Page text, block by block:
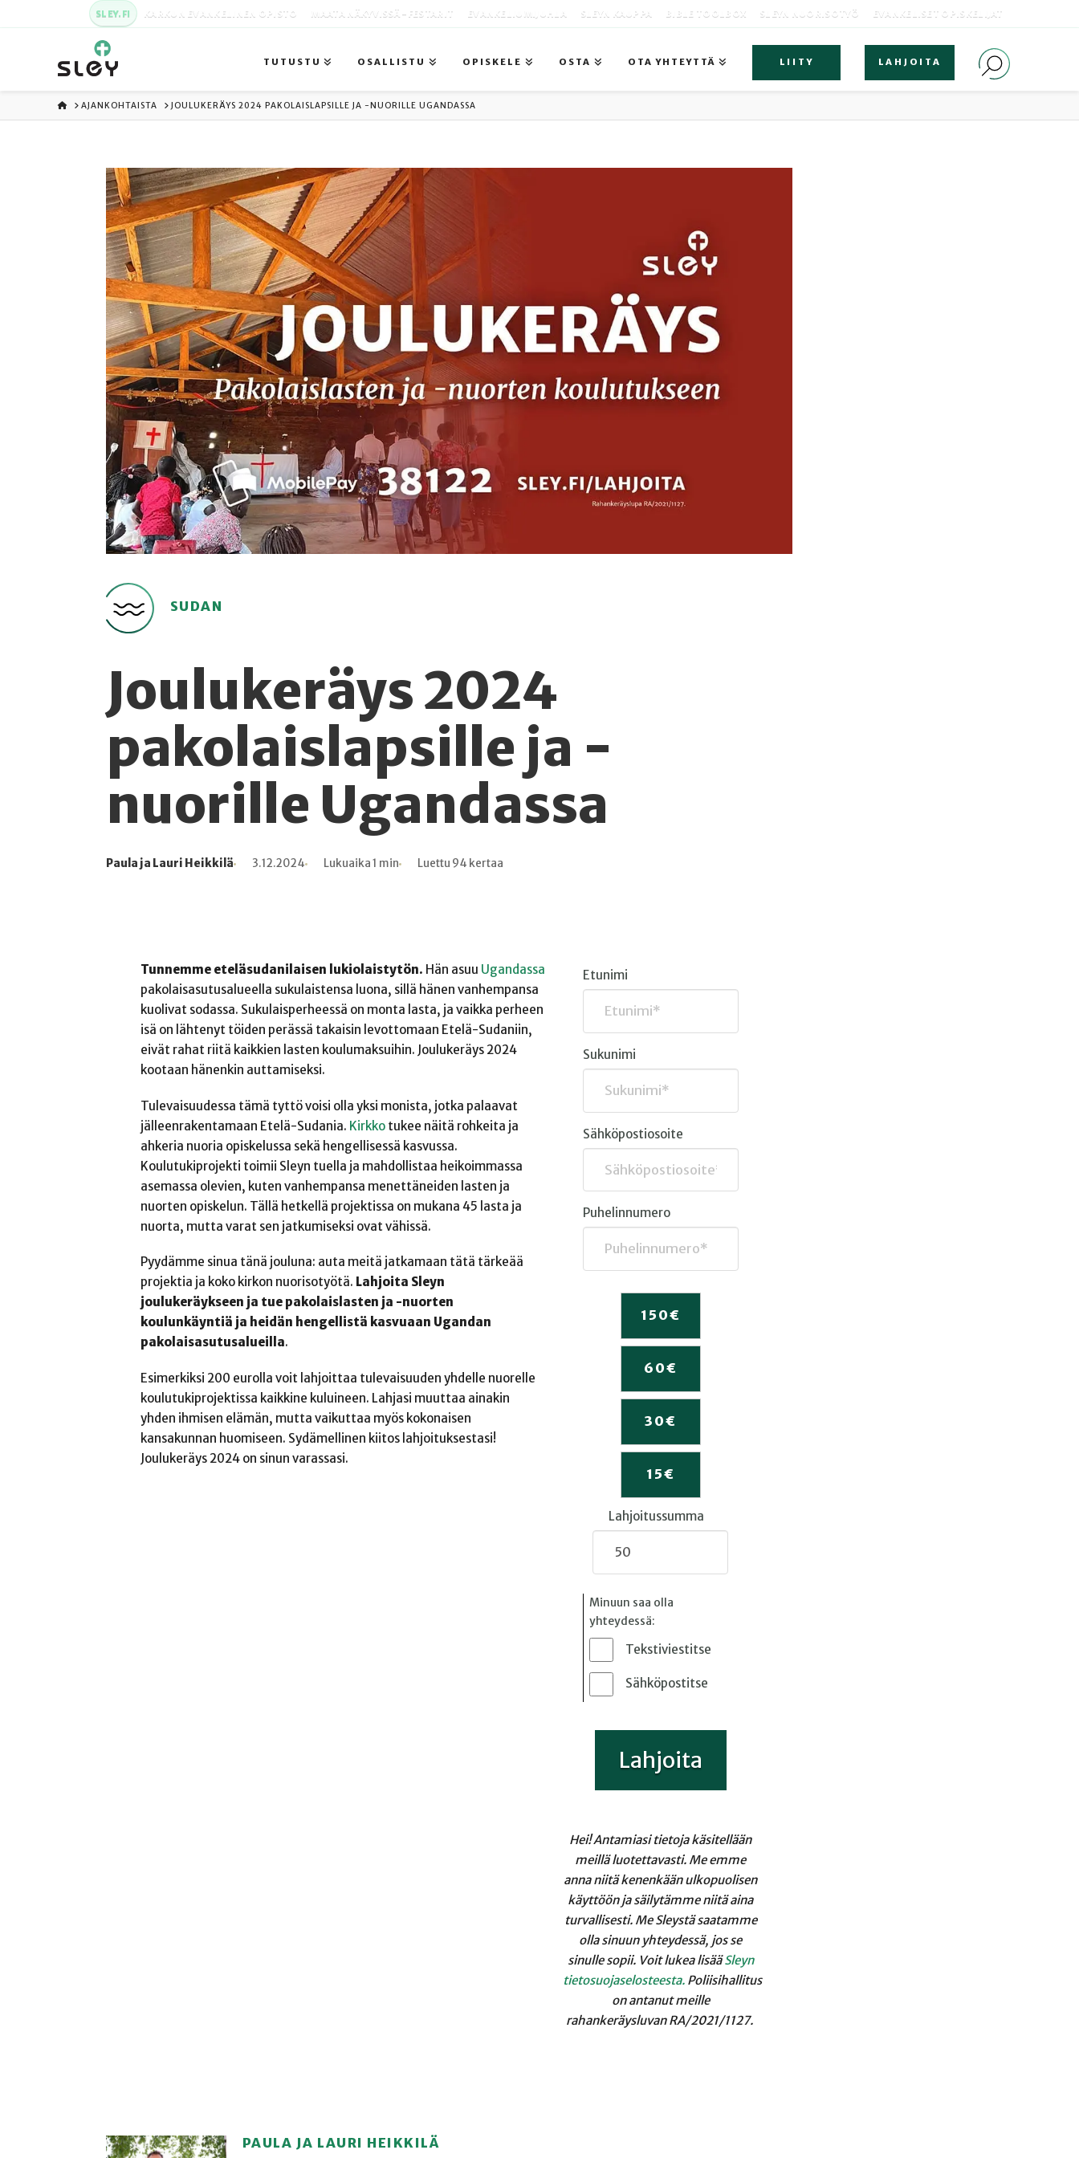
SLEY.FI KARKUN EVANKELINEN OPISTO MAATA NÄKYVISSÄ -FESTARIT EVANKELIUMIJUHLA SLEYN KAUPPA BIBLE TOOLBOX SLEYN NUORISOTYÖ EVANKELISET OPISKELIJAT
TUTUSTU OSALLISTU OPISKELE OSTA OTA YHTEYTTÄ LIITY LAHJOITA
ETUSIVU
AJANKOHTAISTA JOULUKERÄYS 2024 PAKOLAISLAPSILLE JA -NUORILLE UGANDASSA
SUDAN
Joulukeräys 2024
pakolaislapsille ja -
nuorille Ugandassa
Kirjoittaja
Paula ja Lauri Heikkilä
Julkaistu 3.12.2024
Lukuaika Lukuaika 1 min
Lukukertoja Luettu 94 kertaa
Tunnemme eteläsudanilaisen lukiolaistytön. Hän asuu Ugandassa
pakolaisasutusalueella sukulaistensa luona, sillä hänen vanhempansa
kuolivat sodassa. Sukulaisperheessä on monta lasta, ja vaikka perheen
isä on lähtenyt töiden perässä takaisin levottomaan Etelä-Sudaniin,
eivät rahat riitä kaikkien lasten koulumaksuihin. Joulukeräys 2024
kootaan hänenkin auttamiseksi.
Tulevaisuudessa tämä tyttö voisi olla yksi monista, jotka palaavat
jälleenrakentamaan Etelä-Sudania. Kirkkotukee näitä rohkeita ja
ahkeria nuoria opiskelussa sekä hengellisessä kasvussa.
Koulutukiprojekti toimii Sleyn tuella ja mahdollistaa heikoimmassa
asemassa olevien, kuten vanhempansa menettäneiden lasten ja
nuorten opiskelun. Tällä hetkellä projektissa on mukana 45 lasta ja
nuorta, mutta varat sen jatkumiseksi ovat vähissä.
Pyydämme sinua tänä jouluna: auta meitä jatkamaan tätä tärkeää
projektia ja koko kirkon nuorisotyötä. Lahjoita Sleyn
joulukeräykseen ja tue pakolaislasten ja -nuorten
koulunkäyntiä ja heidän hengellistä kasvuaan Ugandan
pakolaisasutusalueilla.
Esimerkiksi 200 eurolla voit lahjoittaa tulevaisuuden yhdelle nuorelle
koulutukiprojektissa kaikkine kuluineen. Lahjasi muuttaa ainakin
yhden ihmisen elämän, mutta vaikuttaa myös kokonaisen
kansakunnan huomiseen. Sydämellinen kiitos lahjoituksestasi!
Joulukeräys 2024 on sinun varassasi.
Etunimi
Sukunimi
Sähköpostiosoite
Puhelinnumero
150€
60€
30€
15€
Lahjoitussumma
Minuun saa olla
yhteydessä:
Tekstiviestitse
Sähköpostitse
Lahjoita
Hei! Antamiasi tietoja käsitellään
meillä luotettavasti. Me emme
anna niitä kenenkään ulkopuolisen
käyttöön ja säilytämme niitä aina
turvallisesti. Me Sleystä saatamme
olla sinuun yhteydessä, jos se
sinulle sopii. Voit lukea lisääSleyn
tietosuojaselosteesta. Poliisihallitus
on antanut meille
rahankeräysluvan RA/2021/1127.
PAULA JA LAURI HEIKKILÄ